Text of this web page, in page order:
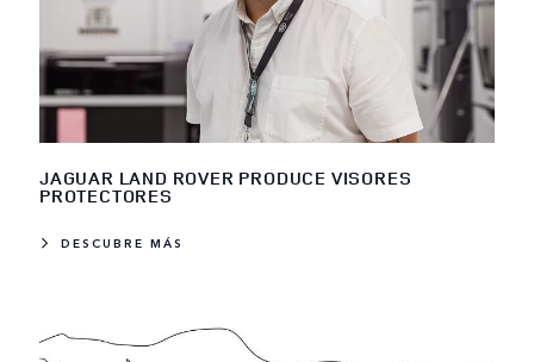
JAGUAR LAND ROVER PRODUCE VISORES
PROTECTORES
DESCUBRE MÁS